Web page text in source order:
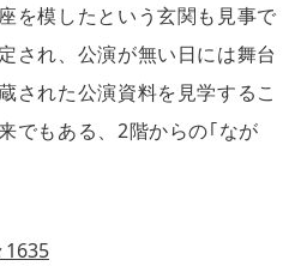
を模したという玄関も見事で
され、公演が無い日には舞台
された公演資料を見学するこ
でもある、2階からの｢なが
1635